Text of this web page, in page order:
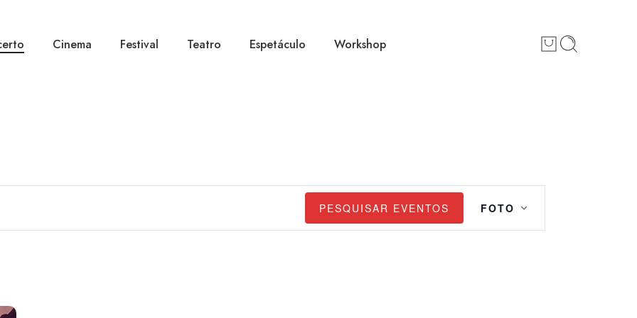
Cinema Festival Teatro Espetáculo Workshop
PESQUISAR EVENTOS
Navegação
de
FOTO